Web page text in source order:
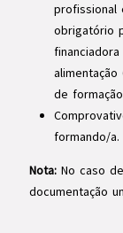
profissional
obrigatório
de
formando/a.
Nota:No caso
documentação